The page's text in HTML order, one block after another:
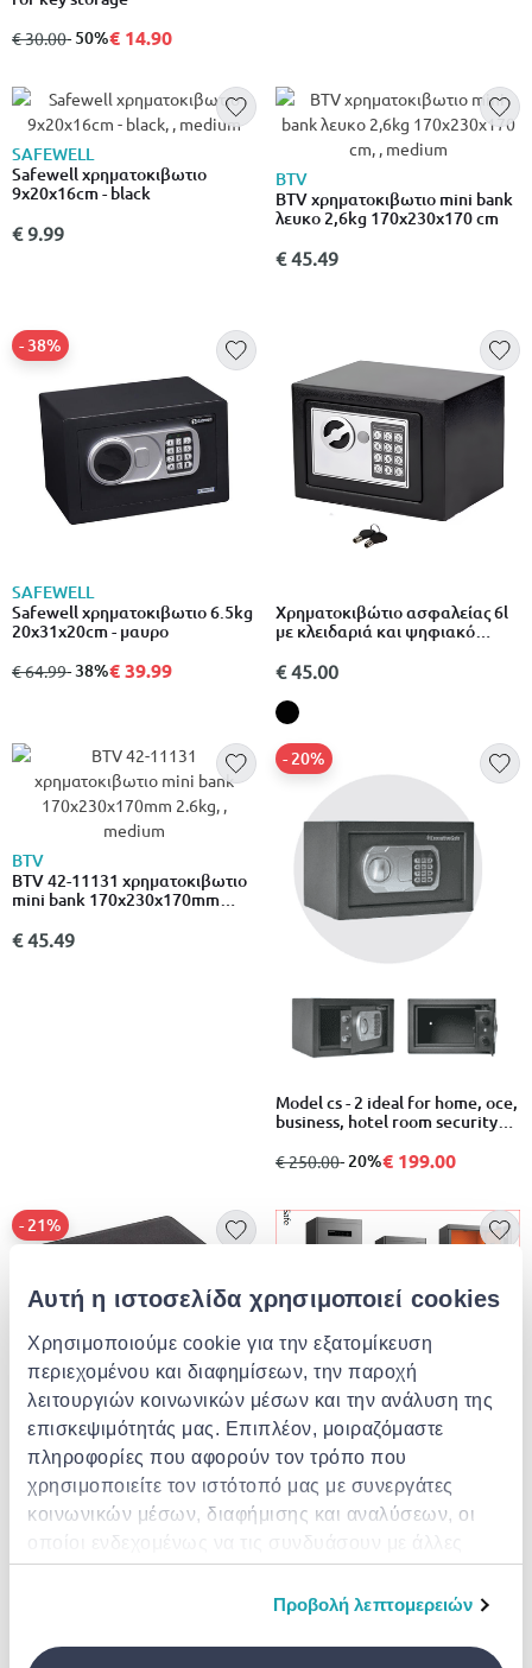
Αυτή η ιστοσελίδα χρησιμοποιεί cookies
Χρησιμοποιούμε cookie για την εξατομίκευση
περιεχομένου και διαφημίσεων, την παροχή
λειτουργιών κοινωνικών μέσων και την ανάλυση της
επισκεψιμότητάς μας. Επιπλέον, μοιραζόμαστε
πληροφορίες που αφορούν τον τρόπο που
χρησιμοποιείτε τον ιστότοπό μας με συνεργάτες
κοινωνικών μέσων, διαφήμισης και αναλύσεων, οι
οποίοι ενδεχομένως να τις συνδυάσουν με άλλες
πληροφορίες που τους έχετε παραχωρήσει ή τις
οποίες έχουν συλλέξει σε σχέση με την από μέρους
Προβολή λεπτομερειών
από
€ 30.00σε
- 50%€ 14.90
SAFEWELL
Safewell χρηματοκιβωτιο
9x20x16cm - black
€ 9.99
BTV
BTV χρηματοκιβωτιο mini bank
λευκο 2,6kg 170x230x170 cm
€ 45.49
SAFEWELL
Safewell χρηματοκιβωτιο 6.5kg
20x31x20cm - μαυρο
από
€ 64.99σε
- 38%
- 38%€ 39.99
Χρηματοκιβώτιο ασφαλείας 6l
με κλειδαριά και ψηφιακό
€ 45.00
BTV
BTV 42-11131 χρηματοκιβωτιο
mini bank 170x230x170mm
€ 45.49
Model cs - 2 ideal for home, oce,
business, hotel room security
combination lock
από
€ 250.00σε
- 20%
- 20%€ 199.00
KREATOR
Krt692005 - fire & waterproof
portable safe (166927)
από
€ 70.00σε
- 21%
- 21%€ 54.95
Safe box / smart h053sm /high
security smart safe
€ 999.00